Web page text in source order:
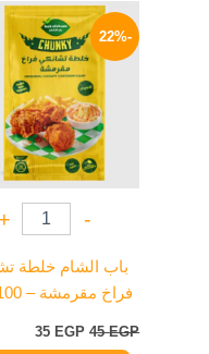
-22%
-
+
باب الشام خلطة
فراخ مقرمشة – 100 جرام
45EGP
السعر
الأصلي
هو:
45 EGP.
35 EGP
السعر
هو:
35 EGP.